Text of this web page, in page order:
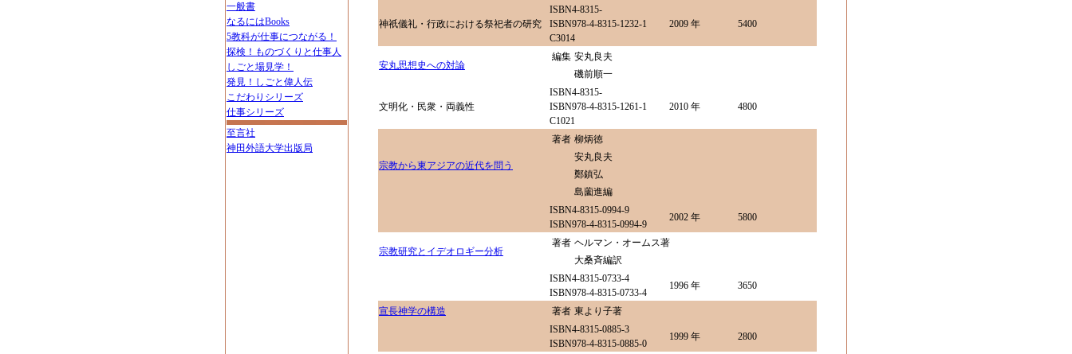
一般書
なるにはBooks
5教科が仕事につながる！
探検！ものづくりと仕事人
しごと場見学！
発見！しごと偉人伝
こだわりシリーズ
仕事シリーズ
至言社
神田外語大学出版局
神祇儀礼・行政における祭祀者の研究
ISBN4-8315-
ISBN978-4-8315-1232-1
C3014
2009 年 5400
安丸思想史への対論
編集 安丸良夫
磯前順一
文明化・民衆・両義性
ISBN4-8315-
ISBN978-4-8315-1261-1
C1021
2010 年 4800
宗教から東アジアの近代を問う
著者 柳炳徳
安丸良夫
鄭鎮弘
島薗進編
ISBN4-8315-0994-9
ISBN978-4-8315-0994-9
2002 年 5800
宗教研究とイデオロギー分析
著者 ヘルマン・オームス著
大桑斉編訳
ISBN4-8315-0733-4
ISBN978-4-8315-0733-4
1996 年 3650
宣長神学の構造 著者 東より子著
ISBN4-8315-0885-3
ISBN978-4-8315-0885-0
1999 年 2800